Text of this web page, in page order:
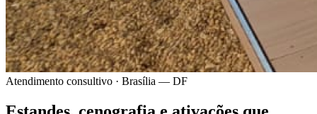
Atendimento consultivo · Brasília — DF